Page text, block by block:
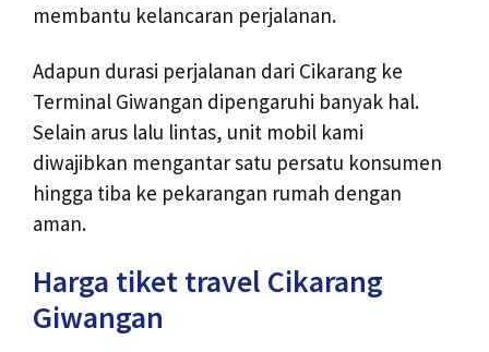
membantu kelancaran perjalanan.
Adapun durasi perjalanan dari Cikarang ke
Terminal Giwangan dipengaruhi banyak hal.
Selain arus lalu lintas, unit mobil kami
diwajibkan mengantar satu persatu konsumen
hingga tiba ke pekarangan rumah dengan
aman.
Harga tiket travel Cikarang
Giwangan